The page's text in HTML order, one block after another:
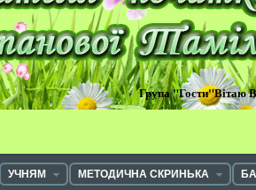
Група "Гости"Вітаю
УЧНЯМ МЕТОДИЧНА СКРИНЬКА